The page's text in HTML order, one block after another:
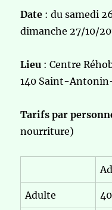
Date : du samedi
dimanche 27/10/
Lieu : Centre
140 Saint-
Tarifs par
nourriture)
Adulte 40